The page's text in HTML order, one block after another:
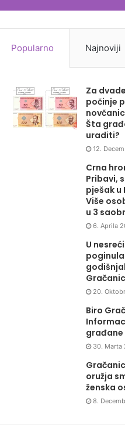
Popularno Najnoviji
Za
počinje
Šta
uraditi?
12.
Crna
Pribavi,
pješak u
Više
u 3
6. Aprila
U
20.
Biro
građane
30. Marta
oružja
ženska
8.